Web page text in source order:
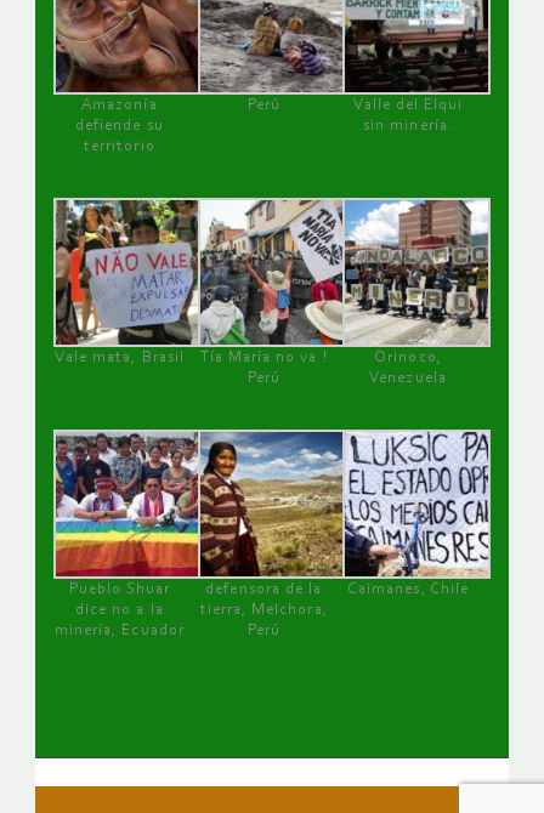
Amazonía
defiende su
territorio
Perú
Valle del Elqui
sin minería.
Vale mata, Brasil
Tía María no va !
Perú
Orinoco,
Venezuela
Pueblo Shuar
dice no a la
minería, Ecuador
defensora de la
tierra, Melchora,
Perú
Caimanes, Chile